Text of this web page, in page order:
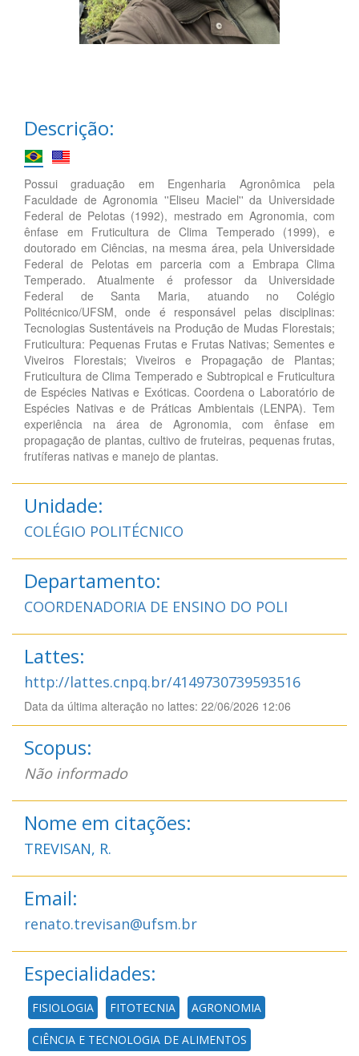
Descrição:
Possui graduação em Engenharia Agronômica pela
Faculdade de Agronomia ''Eliseu Maciel'' da Universidade
Federal de Pelotas (1992), mestrado em Agronomia, com
ênfase em Fruticultura de Clima Temperado (1999), e
doutorado em Ciências, na mesma área, pela Universidade
Federal de Pelotas em parceria com a Embrapa Clima
Temperado. Atualmente é professor da Universidade
Federal de Santa Maria, atuando no Colégio
Politécnico/UFSM, onde é responsável pelas disciplinas:
Tecnologias Sustentáveis na Produção de Mudas Florestais;
Fruticultura: Pequenas Frutas e Frutas Nativas; Sementes e
Viveiros Florestais; Viveiros e Propagação de Plantas;
Fruticultura de Clima Temperado e Subtropical e Fruticultura
de Espécies Nativas e Exóticas. Coordena o Laboratório de
Espécies Nativas e de Práticas Ambientais (LENPA). Tem
experiência na área de Agronomia, com ênfase em
propagação de plantas, cultivo de fruteiras, pequenas frutas,
frutíferas nativas e manejo de plantas.
Unidade:
COLÉGIO POLITÉCNICO
Departamento:
COORDENADORIA DE ENSINO DO POLI
Lattes:
http://lattes.cnpq.br/4149730739593516
Data da última alteração no lattes: 22/06/2026 12:06
Scopus:
Não informado
Nome em citações:
TREVISAN, R.
Email:
renato.trevisan@ufsm.br
Especialidades:
FISIOLOGIA FITOTECNIA AGRONOMIA
CIÊNCIA E TECNOLOGIA DE ALIMENTOS